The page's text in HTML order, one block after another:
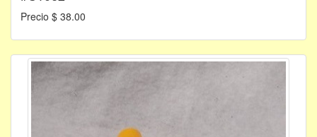
Precio $ 38.00